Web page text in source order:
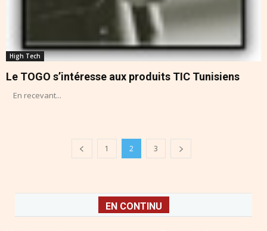
High Tech
Le TOGO s’intéresse aux produits TIC Tunisiens
En recevant...
1 2 3
EN CONTINU